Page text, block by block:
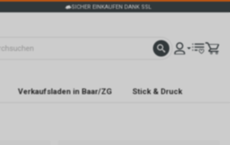
SICHER EINKAUFEN DANK SSL
Verkaufsladen in Baar/ZG Stick & Druck